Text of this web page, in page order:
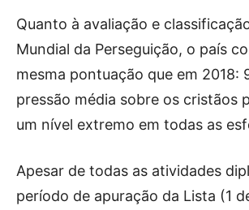
Quanto à avaliação e
Mundial da Perseguição, o país
mesma pontuação que em 2018:
pressão média sobre os cristãos
um nível extremo em todas as
Apesar de todas as atividades
período de apuração da Lista (1